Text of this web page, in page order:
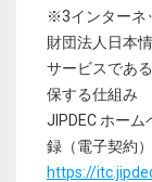
※3インターネ
財団法人日本
サービスであ
保する仕組み
JIPDEC ホー
録（電子契約）
https://